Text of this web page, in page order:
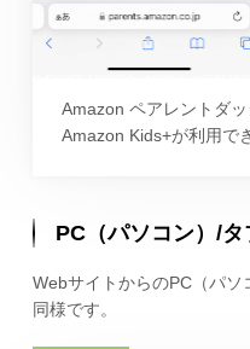
Amazon ペアレントダッ
Amazon Kids+が利用で
PC（パソコン）/タ
WebサイトからのPC（パ
同様です。